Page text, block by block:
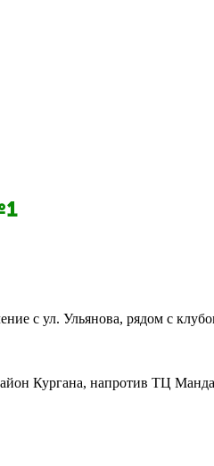
с ул. Ульянова, рядом с
Кургана, напротив ТЦ